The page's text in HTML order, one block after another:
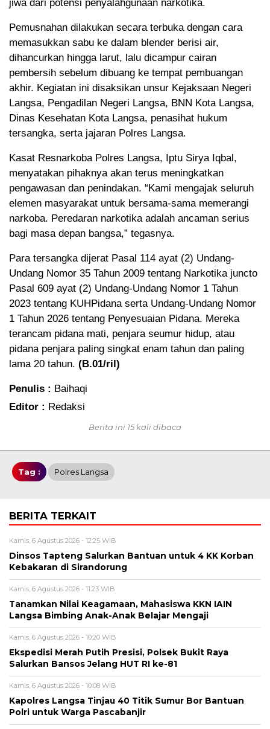
jiwa dari potensi penyalahgunaan narkotika.
Pemusnahan dilakukan secara terbuka dengan cara
memasukkan sabu ke dalam blender berisi air,
dihancurkan hingga larut, lalu dicampur cairan
pembersih sebelum dibuang ke tempat pembuangan
akhir. Kegiatan ini disaksikan unsur Kejaksaan Negeri
Langsa, Pengadilan Negeri Langsa, BNN Kota Langsa,
Dinas Kesehatan Kota Langsa, penasihat hukum
tersangka, serta jajaran Polres Langsa.
Kasat Resnarkoba Polres Langsa, Iptu Sirya Iqbal,
menyatakan pihaknya akan terus meningkatkan
pengawasan dan penindakan. “Kami mengajak seluruh
elemen masyarakat untuk bersama-sama memerangi
narkoba. Peredaran narkotika adalah ancaman serius
bagi masa depan bangsa,” tegasnya.
Para tersangka dijerat Pasal 114 ayat (2) Undang-
Undang Nomor 35 Tahun 2009 tentang Narkotika juncto
Pasal 609 ayat (2) Undang-Undang Nomor 1 Tahun
2023 tentang KUHPidana serta Undang-Undang Nomor
1 Tahun 2026 tentang Penyesuaian Pidana. Mereka
terancam pidana mati, penjara seumur hidup, atau
pidana penjara paling singkat enam tahun dan paling
lama 20 tahun. (B.01/ril)
Penulis : Baihaqi
Editor : Redaksi
Berita ini 15 kali dibaca
Tag : Polres Langsa
BERITA TERKAIT
Kamis, 6 Agustus 2026 - 12:25 WIB
Dinsos Tapteng Salurkan Bantuan untuk 4 KK Korban
Kebakaran di Sirandorung
Kamis, 6 Agustus 2026 - 11:23 WIB
Tanamkan Nilai Keagamaan, Mahasiswa KKN IAIN
Langsa Bimbing Anak-Anak Belajar Mengaji
Kamis, 6 Agustus 2026 - 10:20 WIB
Ekspedisi Merah Putih Presisi, Polsek Bukit Raya
Salurkan Bansos Jelang HUT RI ke-81
Kamis, 6 Agustus 2026 - 10:08 WIB
Kapolres Langsa Tinjau 40 Titik Sumur Bor Bantuan
Polri untuk Warga Pascabanjir